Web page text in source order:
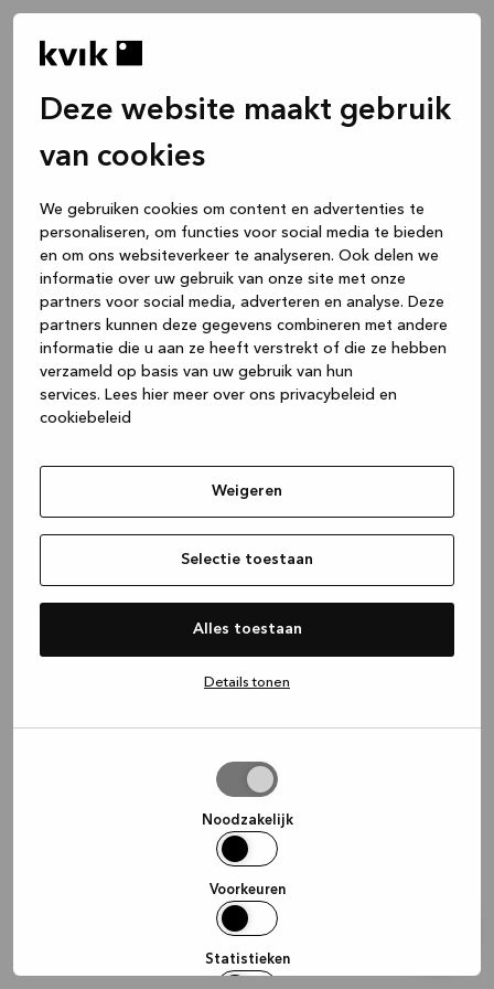
Deze website maakt gebruik
van cookies
We gebruiken cookies om content en advertenties te
personaliseren, om functies voor social media te bieden
en om ons websiteverkeer te analyseren. Ook delen we
informatie over uw gebruik van onze site met onze
partners voor social media, adverteren en analyse. Deze
partners kunnen deze gegevens combineren met andere
informatie die u aan ze heeft verstrekt of die ze hebben
verzameld op basis van uw gebruik van hun
services. Lees hier meer over ons privacybeleid en
cookiebeleid
Weigeren
Selectie toestaan
Alles toestaan
Details tonen
Noodzakelijk
Voorkeuren
Statistieken
(see the browser console for more
information).